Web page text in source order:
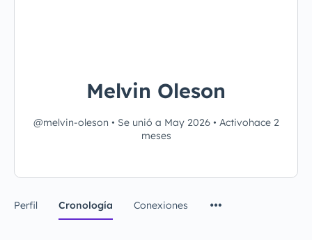
Melvin Oleson
@melvin-oleson • Se unió a May 2026 • Activohace 2
meses
Perfil Cronología Conexiones